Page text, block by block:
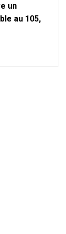
un
au 105,